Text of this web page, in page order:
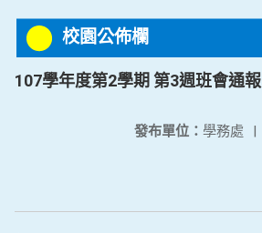
校園公佈欄
107學年度第2學期 第3週班會通報
發布單位： 學務處 |